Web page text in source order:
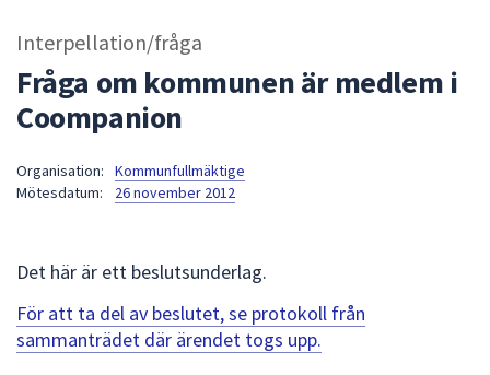
sökfältet
kommer
för
att
navigera
Interpellation/fråga
Fråga om kommunen är medlem i
Coompanion
Organisation:
Kommunfullmäktige
Mötesdatum:
26 november 2012
Det här är ett beslutsunderlag.
För att ta del av beslutet, se protokoll från
sammanträdet där ärendet togs upp.